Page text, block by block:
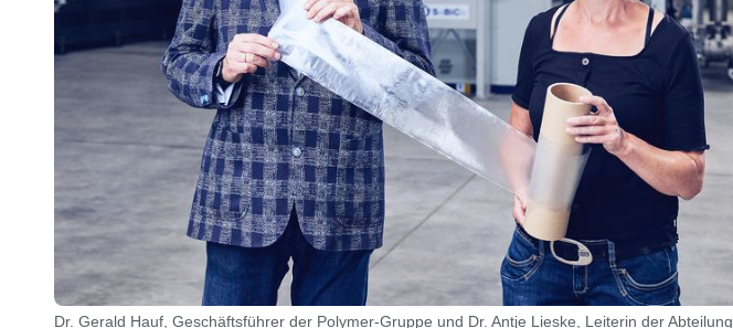
Dr. Gerald Hauf, Geschäftsführer der Polymer-Gruppe und Dr. Antje Lieske, Leiterin der Abteilung